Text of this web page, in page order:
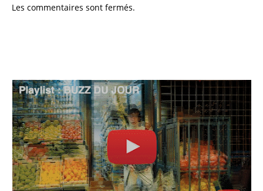
Les commentaires sont fermés.